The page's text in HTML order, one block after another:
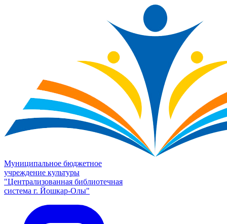
Муниципальное бюджетное
учреждение культуры
"Централизованная библиотечная
система г. Йошкар-Олы"